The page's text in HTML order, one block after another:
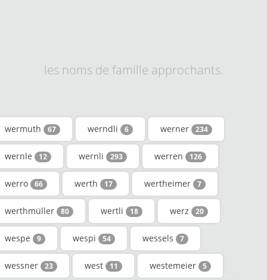
les noms de famille approchants.
wermuth 67 werndli 6 werner 234
wernle 12 wernli 293 werren 126
werro 66 werth 17 wertheimer 7
werthmüller 80 wertli 18 werz 20
wespe 9 wespi 54 wessels 7
wessner 23 west 11 westemeier 5